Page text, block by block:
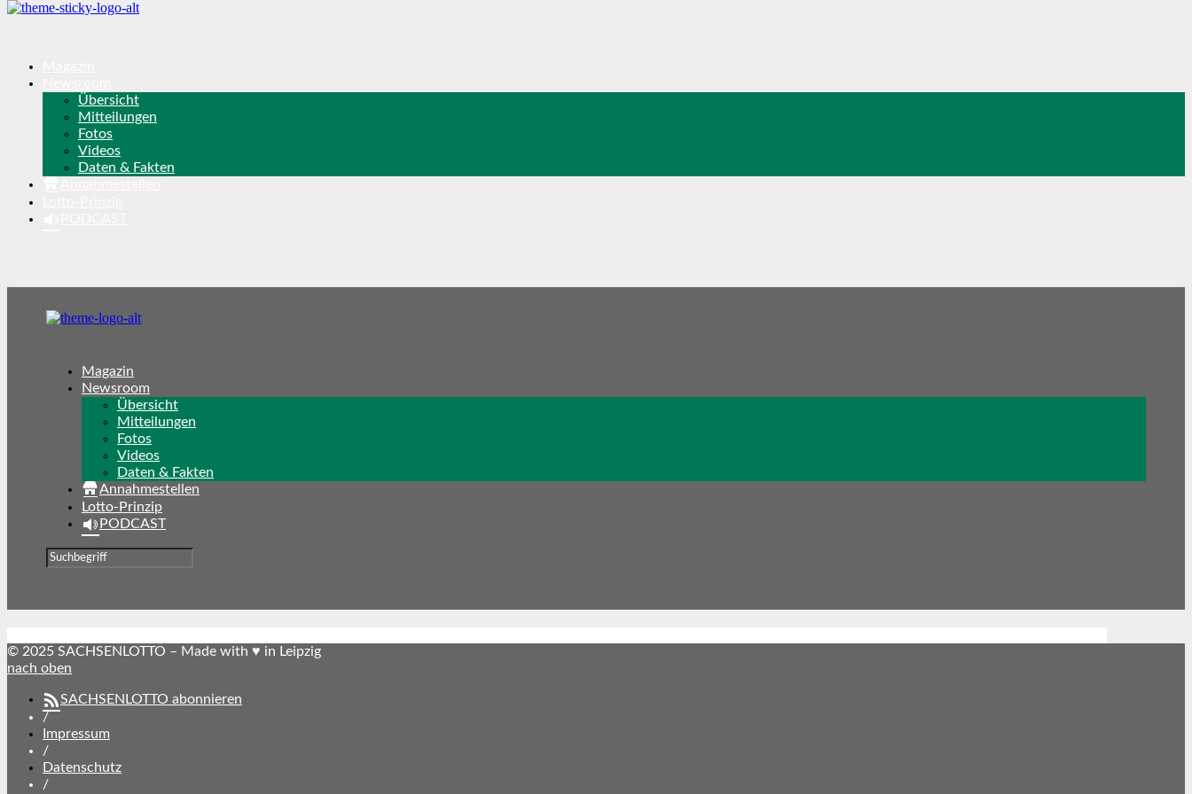
Übersicht
Mitteilungen
Fotos
Videos
Daten & Fakten
Magazin
Newsroom
Übersicht
Mitteilungen
Fotos
Videos
Daten & Fakten
Annahmestellen
Lotto-Prinzip
PODCAST
© 2025 SACHSENLOTTO – Made with ♥ in Leipzig
nach oben
SACHSENLOTTO abonnieren
/
Impressum
/
Datenschutz
/